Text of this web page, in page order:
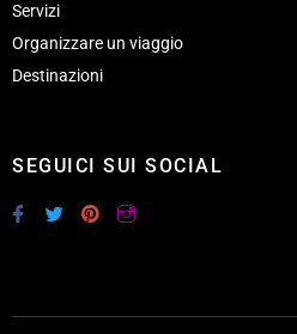
Servizi
Organizzare un viaggio
Destinazioni
SEGUICI SUI SOCIAL